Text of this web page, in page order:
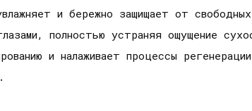
и бережно защищает от
полностью устраняя ощущение
и налаживает процессы